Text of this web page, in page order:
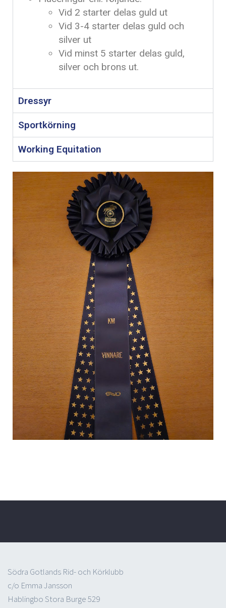
Vid 2 starter delas guld ut
Vid 3-4 starter delas guld och
silver ut
Vid minst 5 starter delas guld,
silver och brons ut.
Dressyr
Sportkörning
Working Equitation
Södra Gotlands Rid- och Körklubb
c/o Emma Jansson
Hablingbo Stora Burge 529